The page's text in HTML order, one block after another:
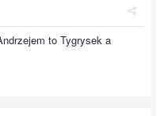
to Tygrysek a